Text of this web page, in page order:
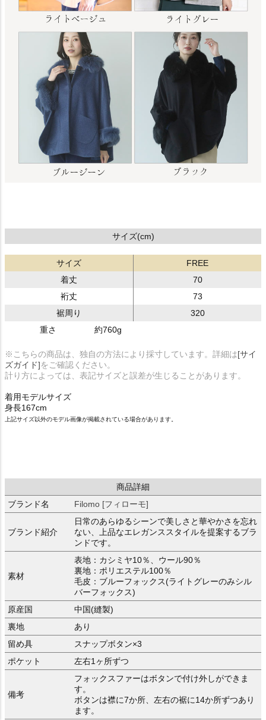
サイズ(cm)
サイズ
FREE
着丈
70
裄丈
73
裾周り
320
重さ
約760g
※こちらの商品は、独自の方法により採寸しています。詳細は[サイ
ズガイド]をご確認ください。
計り方によっては、表記サイズと誤差が生じることがあります。
着用モデルサイズ
身長167cm
上記サイズ以外のモデル画像が掲載されている場合があります。
商品詳細
ブランド名
Filomo [フィローモ]
ブランド紹介
日常のあらゆるシーンで美しさと華やかさを忘れ
ない、上品なエレガンススタイルを提案するブラ
ンドです。
素材
表地：カシミヤ10％、ウール90％
裏地：ポリエステル100％
毛皮：ブルーフォックス(ライトグレーのみシル
バーフォックス)
原産国
中国(縫製)
裏地
あり
留め具
スナップボタン×3
ポケット
左右1ヶ所ずつ
備考
フォックスファーはボタンで付け外しができま
す。
ボタンは襟に7か所、左右の裾に14か所ずつあり
ます。